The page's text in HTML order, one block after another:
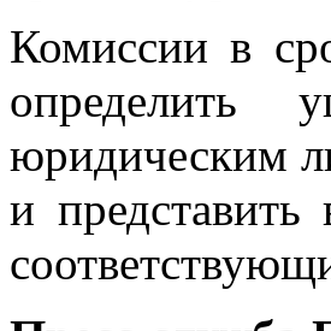
Комиссии в
определить
юридическим
и